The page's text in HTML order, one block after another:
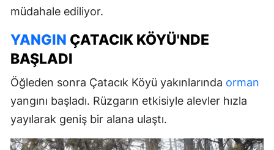
müdahale ediliyor.
YANGIN ÇATACIK KÖYÜ'NDE
BAŞLADI
Öğleden sonra Çatacık Köyü yakınlarında orman
yangını başladı. Rüzgarın etkisiyle alevler hızla
yayılarak geniş bir alana ulaştı.